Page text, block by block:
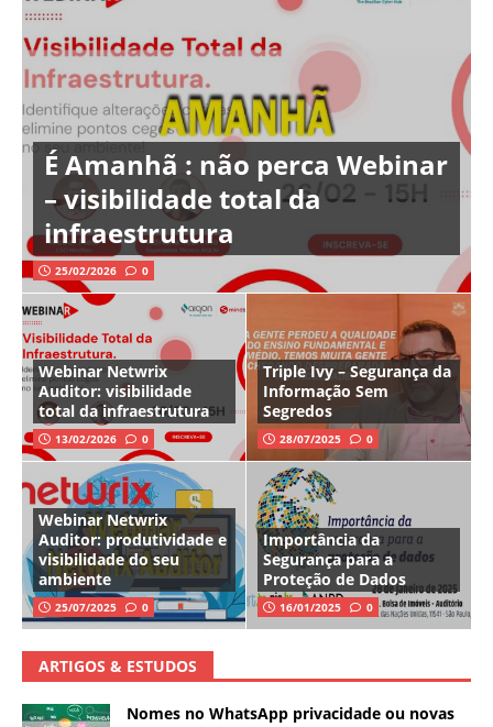
É Amanhã : não perca Webinar
– visibilidade total da
infraestrutura
25/02/2026 0
Webinar Netwrix
Auditor: visibilidade
total da infraestrutura
13/02/2026 0
Triple Ivy – Segurança da
Informação Sem
Segredos
28/07/2025 0
Webinar Netwrix
Auditor: produtividade e
visibilidade do seu
ambiente
25/07/2025 0
Importância da
Segurança para a
Proteção de Dados
16/01/2025 0
ARTIGOS & ESTUDOS
Nomes no WhatsApp privacidade ou novas